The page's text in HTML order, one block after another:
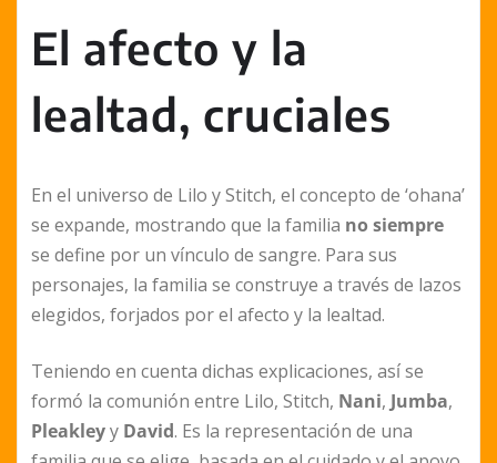
El afecto y la
lealtad, cruciales
En el universo de Lilo y Stitch, el concepto de ‘ohana’
se expande, mostrando que la familia no siempre
se define por un vínculo de sangre. Para sus
personajes, la familia se construye a través de lazos
elegidos, forjados por el afecto y la lealtad.
Teniendo en cuenta dichas explicaciones, así se
formó la comunión entre Lilo, Stitch, Nani, Jumba,
Pleakleyy David. Es la representación de una